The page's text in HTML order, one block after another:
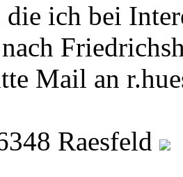
die ich bei
Mail an
Raesfeld